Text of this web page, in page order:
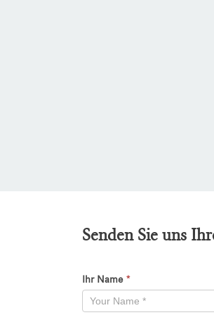
Senden Sie uns
Kontaktformular
-
Ihr Name *